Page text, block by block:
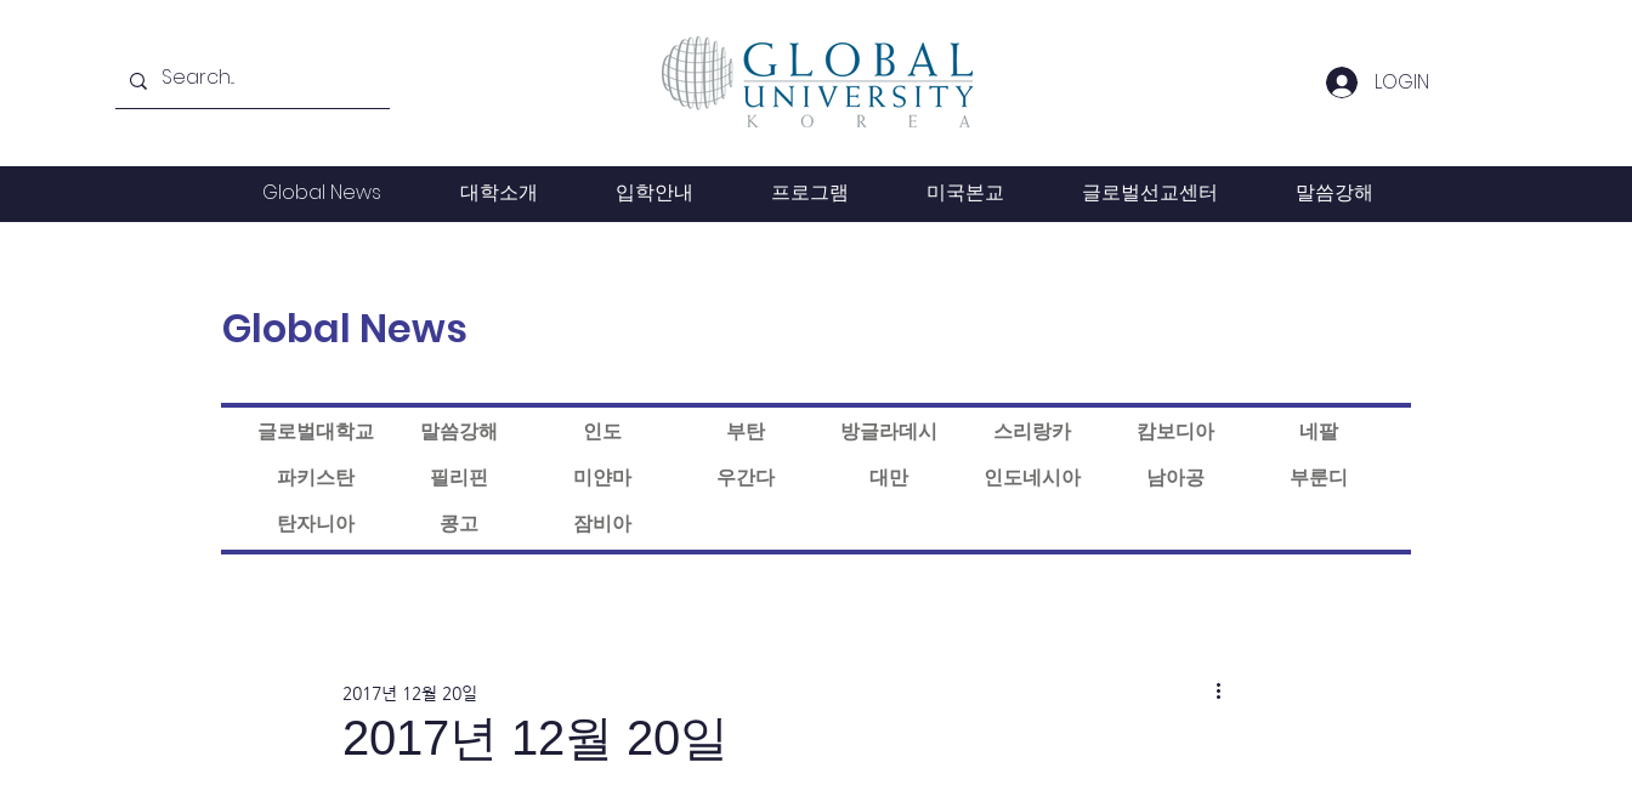
LOGIN
Global News 대학소개 입학안내 프로그램 미국본교 글로벌선교센터 말씀강해
Global News
글로벌대학교 말씀강해 인도 부탄 방글라데시 스리랑카 캄보디아 네팔
파키스탄 필리핀 미얀마 우간다 대만 인도네시아 남아공 부룬디
탄자니아 콩고 잠비아
2017년 12월 20일
2017년 12월 20일